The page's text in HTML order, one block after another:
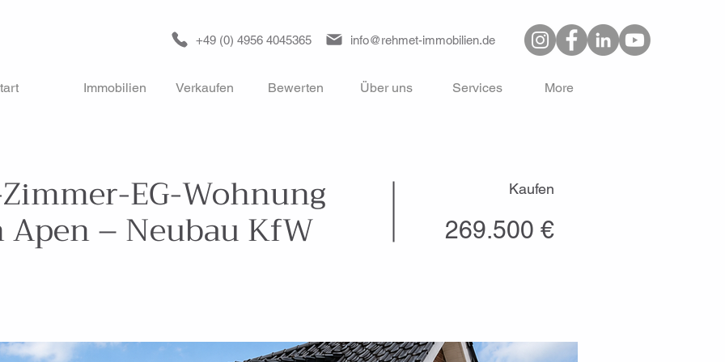
+49 (0) 4956 4045365 info@rehmet-immobilien.de
Immobilien Verkaufen Bewerten Über uns Services More
EG-Wohnung
– Neubau KfW
Kaufen
269.500 €